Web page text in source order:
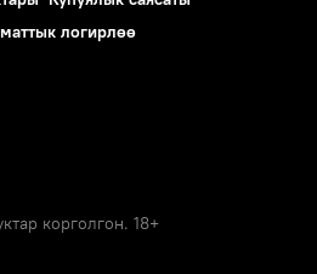
логирлөө
корголгон. 18+